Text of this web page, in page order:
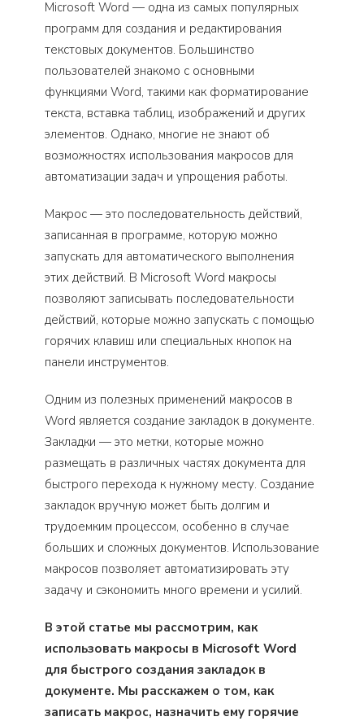
Microsoft Word — одна из самых популярных
программ для создания и редактирования
текстовых документов. Большинство
пользователей знакомо с основными
функциями Word, такими как форматирование
текста, вставка таблиц, изображений и других
элементов. Однако, многие не знают об
возможностях использования макросов для
автоматизации задач и упрощения работы.
Макрос — это последовательность действий,
записанная в программе, которую можно
запускать для автоматического выполнения
этих действий. В Microsoft Word макросы
позволяют записывать последовательности
действий, которые можно запускать с помощью
горячих клавиш или специальных кнопок на
панели инструментов.
Одним из полезных применений макросов в
Word является создание закладок в документе.
Закладки — это метки, которые можно
размещать в различных частях документа для
быстрого перехода к нужному месту. Создание
закладок вручную может быть долгим и
трудоемким процессом, особенно в случае
больших и сложных документов. Использование
макросов позволяет автоматизировать эту
задачу и сэкономить много времени и усилий.
В этой статье мы рассмотрим, как
использовать макросы в Microsoft Word
для быстрого создания закладок в
документе. Мы расскажем о том, как
записать макрос, назначить ему горячие